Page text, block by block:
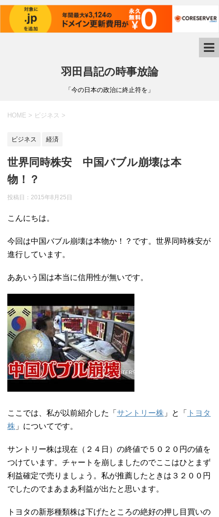
羽田昌記の時事放論
「今の日本の政治に終止符を」
HOME > ビジネス >
ビジネス 経済
世界同時株安 中国バブル崩壊は本
物！？
投稿日： 2015年8月25日
こんにちは。
今回は中国バブル崩壊は本物か！？です。世界同時株安が
進行しています。
ああいう国は本当に信用性が無いです。
ここでは、私が以前紹介した「 サントリー株 」と「
トヨタ
株 」についてです。
サントリー株は現在（２４日）の終値で５０２０円の値を
つけています。チャートを崩しましたのでここはひとまず
利益確定で売りましょう。私が推薦したときは３２００円
でしたのでまあまあ利益が出たと思います。
トヨタの新形種類株は下げたところの絶好の押し目買いの